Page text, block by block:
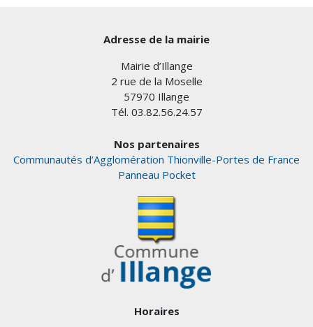
Adresse de la mairie
Mairie d’Illange
2 rue de la Moselle
57970 Illange
Tél. 03.82.56.24.57
Nos partenaires
Communautés d’Agglomération Thionville-Portes de France
Panneau Pocket
Horaires